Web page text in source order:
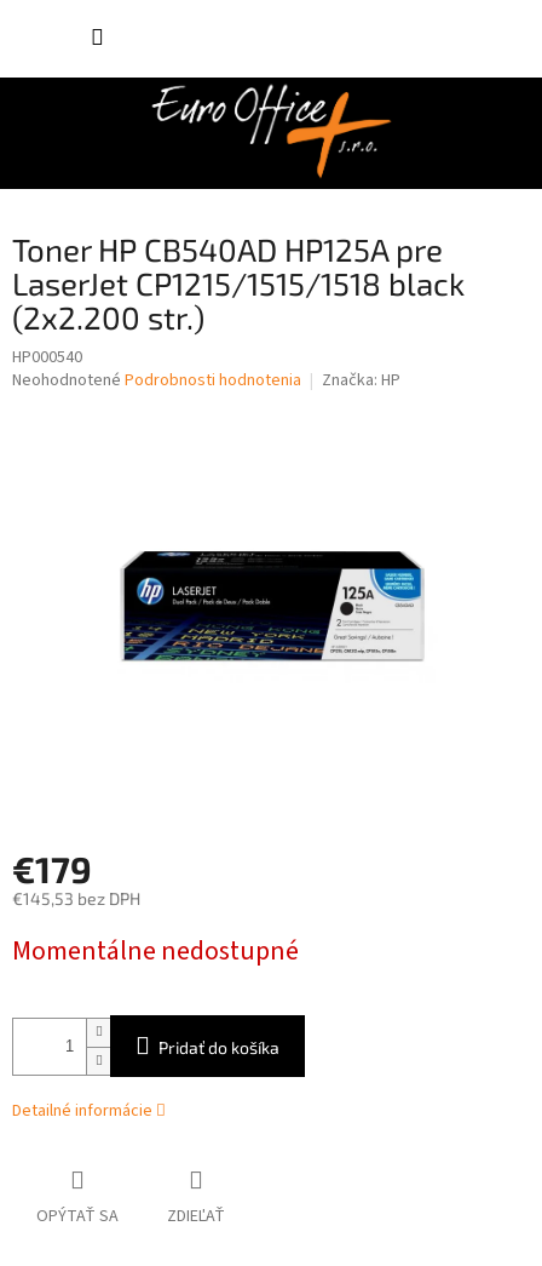
Toner HP CB540AD HP125A pre
LaserJet CP1215/1515/1518 black
(2x2.200 str.)
HP000540
Priemerné
Neohodnotené Podrobnosti hodnotenia Značka: HP
€179
€145,53 bez DPH
cena:
Momentálne nedostupné
Pridať do košíka
Detailné informácie
OPÝTAŤ SA ZDIEĽAŤ